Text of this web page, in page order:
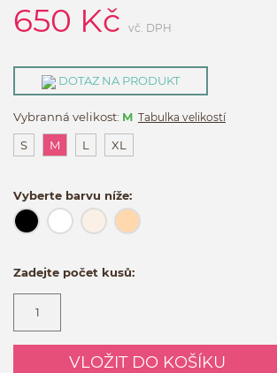
650 Kč vč. DPH
DOTAZ NA PRODUKT
Vybranná velikost: M Tabulka velikostí
S M L XL
Vyberte barvu níže:
Zadejte počet kusů:
VLOŽIT DO KOŠÍKU